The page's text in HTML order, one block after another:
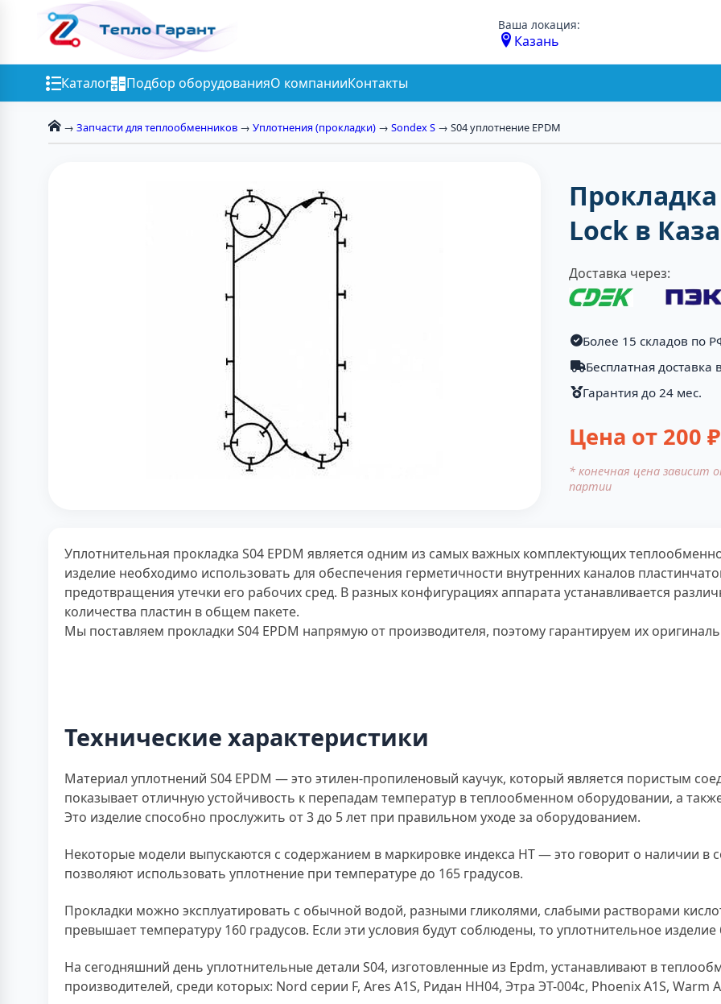
Ваша локация:
Казань
Каталог Подбор оборудованияО компанииКонтакты
→ Запчасти для теплообменников → Уплотнения (прокладки) → Sondex S → S04 уплотнение EPDM
Прокладка
Lock в
Доставка через:
Более 15 складов по
Бесплатная доставка
Гарантия до 24 мес.
Цена от 200
* конечная цена зависит
партии
Уплотнительная прокладка S04 EPDM является одним из самых важных комплектующих
изделие необходимо использовать для обеспечения герметичности внутренних каналов
предотвращения утечки его рабочих сред. В разных конфигурациях аппарата устанавливается
количества пластин в общем пакете.
Мы поставляем прокладки S04 EPDM напрямую от производителя, поэтому гарантируем их
Технические характеристики
Материал уплотнений S04 EPDM — это этилен-пропиленовый каучук, который является пористым
показывает отличную устойчивость к перепадам температур в теплообменном оборудовании, а
Это изделие способно прослужить от 3 до 5 лет при правильном уходе за оборудованием.
Некоторые модели выпускаются с содержанием в маркировке индекса HT — это говорит о наличии в
позволяют использовать уплотнение при температуре до 165 градусов.
Прокладки можно эксплуатировать с обычной водой, разными гликолями, слабыми растворами
превышает температуру 160 градусов. Если эти условия будут соблюдены, то уплотнительное
На сегодняшний день уплотнительные детали S04, изготовленные из Epdm, устанавливают в
производителей, среди которых: Nord серии F, Ares A1S, Ридан НН04, Этра ЭТ-004с, Phoenix A1S, Warm